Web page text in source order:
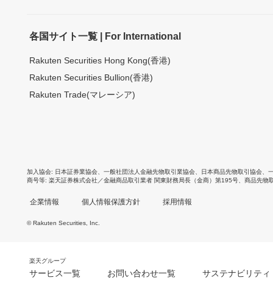
各国サイト一覧 | For International
Rakuten Securities Hong Kong(香港)
Rakuten Securities Bullion(香港)
Rakuten Trade(マレーシア)
加入協会 日本証券業協会 一般社団法人金融先物取引業協会 日本商品先物取引協会
商号等 楽天証券株式会社／金融商品取引業者 関東財務局長（金商）第195号、商品先物
企業情報 個人情報保護方針 採用情報
© Rakuten Securities, Inc.
楽天グループ
サービス一覧 お問い合わせ一覧 サステナビリティ